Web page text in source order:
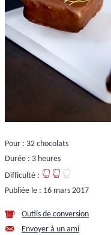
Pour : 32 chocolats
Durée : 3 heures
Difficulté :
Publiée le : 16 mars 2017
Outils de conversion
Envoyer à un ami